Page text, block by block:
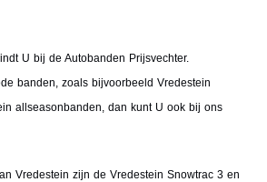
U bij de Autobanden Prijsvechter.
banden, zoals bijvoorbeeld Vredestein
allseasonbanden, dan kunt U ook bij ons
Vredestein zijn de Vredestein Snowtrac 3 en